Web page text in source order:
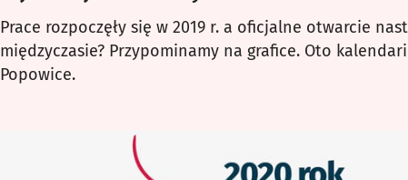
Prace rozpoczęły się w 2019 r. a oficjalne otwarcie
międzyczasie? Przypominamy na grafice. Oto
Popowice.